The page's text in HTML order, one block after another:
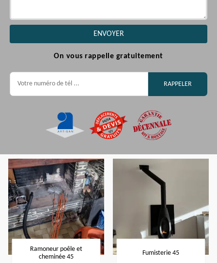
On vous rappelle gratuitement
Ramoneur poêle et
cheminée 45
Fumisterie 45